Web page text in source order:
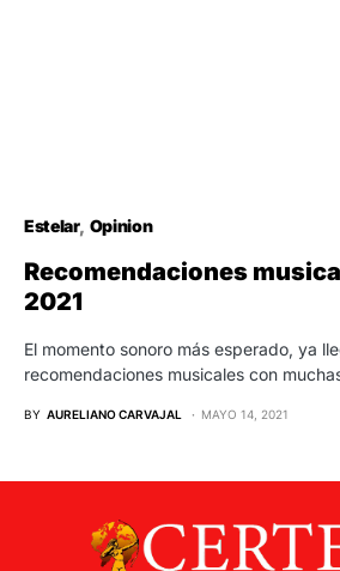
Estelar Opinion
Recomendaciones
2021
El momento sonoro más esperado, ya
recomendaciones musicales con
BY AURELIANO CARVAJAL MAYO 14, 2021